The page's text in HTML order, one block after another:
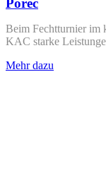
Poreč
Beim Fechtturnier im
KAC starke
Mehr dazu